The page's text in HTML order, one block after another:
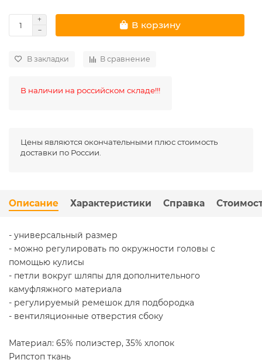
В корзину
В закладки В сравнение
В наличии на российском складе!!!
Цены являются окончательными плюс стоимость
доставки по России.
Описание Характеристики Справка
- универсальный размер
- можно регулировать по окружности головы с
помощью кулисы
- петли вокруг шляпы для дополнительного
камуфляжного материала
- регулируемый ремешок для подбородка
- вентиляционные отверстия сбоку
Материал: 65% полиэстер, 35% хлопок
Рипстоп ткань